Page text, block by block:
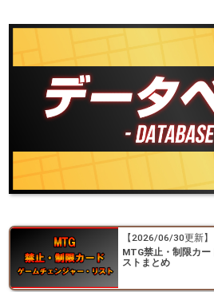
【2026/06/30更新】
MTG禁止・制限カ
ストまとめ